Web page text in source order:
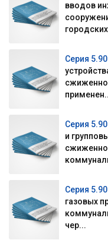
вводов
Серия
Серия
и
Серия
газовых
чер...